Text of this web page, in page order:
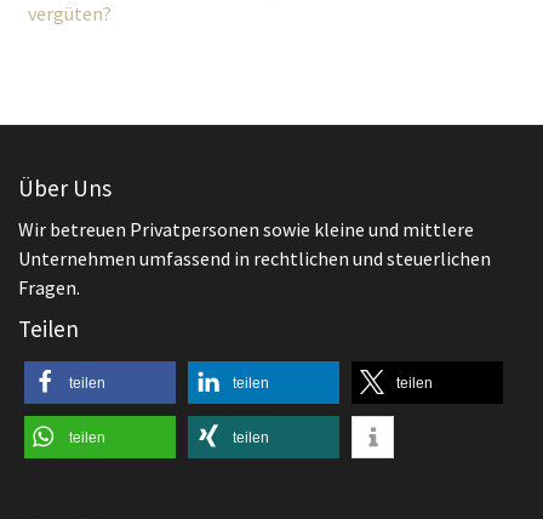
vergüten?
Über Uns
Wir betreuen Privatpersonen sowie kleine und mittlere
Unternehmen umfassend in rechtlichen und steuerlichen
Fragen.
Teilen
teilen teilen teilen
teilen teilen